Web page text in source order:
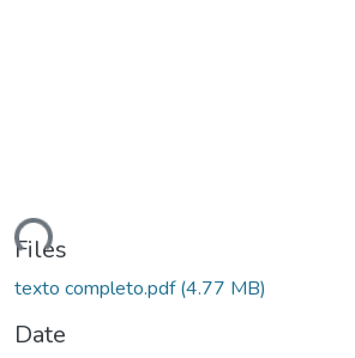
Files
texto completo.pdf(4.77 MB)
Date